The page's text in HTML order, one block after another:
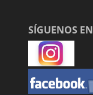
SÍGUENOS EN